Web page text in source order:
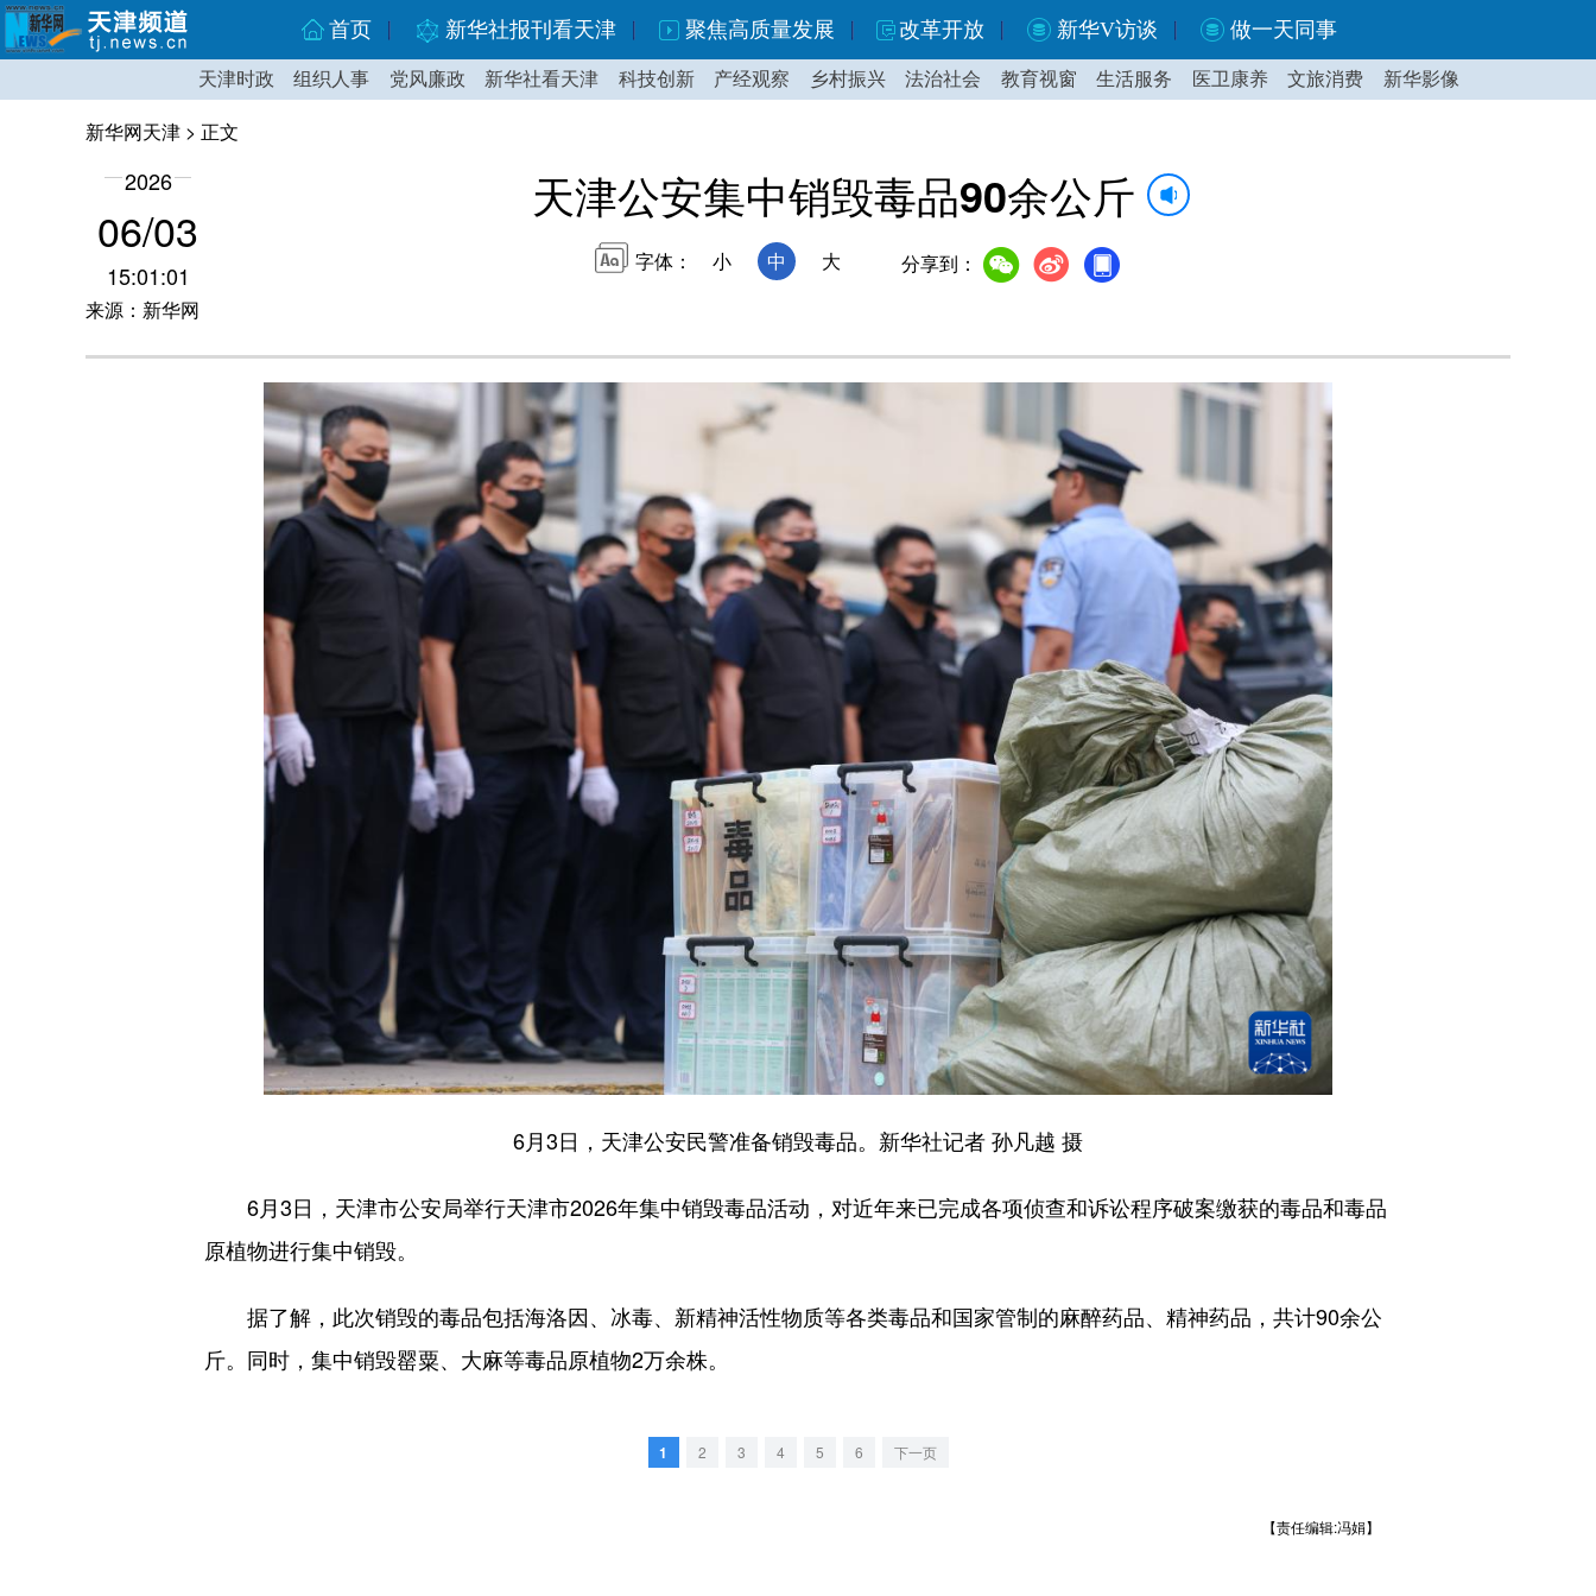
首页 新华社报刊看天津 聚焦高质量发展 改革开放 新华V访谈 做一天同事
天津时政 组织人事 党风廉政 新华社看天津 科技创新 产经观察 乡村振兴 法治社会 教育视窗 生活服务 医卫康养 文旅消费 新华影像
新华网天津 > 正文
2026
06/03
15:01:01
来源：新华网
天津公安集中销毁毒品90余公斤
字体： 小 中 大 分享到：
6月3日，天津公安民警准备销毁毒品。新华社记者 孙凡越 摄
6月3日，天津市公安局举行天津市2026年集中销毁毒品活动，对近年来已完成各项侦查和诉讼程序破案缴获的毒品和毒品
原植物进行集中销毁。
据了解，此次销毁的毒品包括海洛因、冰毒、新精神活性物质等各类毒品和国家管制的麻醉药品、精神药品，共计90余公
斤。同时，集中销毁罂粟、大麻等毒品原植物2万余株。
1 2 3 4 5 6 下一页
【责任编辑:冯娟】